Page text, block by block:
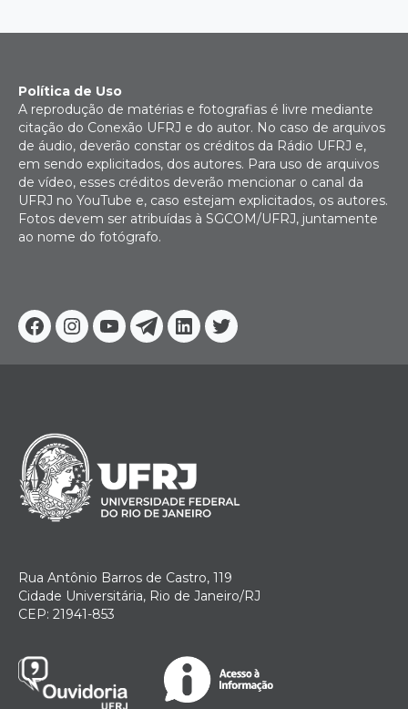
FacebookInstagram
YoutubeTelegram
LinkedinTwitter
Política de Uso
A reprodução de matérias e fotografias é livre mediante
citação do Conexão UFRJ e do autor. No caso de arquivos
de áudio, deverão constar os créditos da Rádio UFRJ e,
em sendo explicitados, dos autores. Para uso de arquivos
de vídeo, esses créditos deverão mencionar o canal da
UFRJ no YouTube e, caso estejam explicitados, os autores.
Fotos devem ser atribuídas à SGCOM/UFRJ, juntamente
ao nome do fotógrafo.
Rua Antônio Barros de Castro, 119
Cidade Universitária, Rio de Janeiro/RJ
CEP: 21941-853